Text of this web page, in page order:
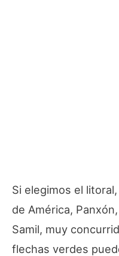
Si elegimos el
de América,
Samil, muy
flechas verdes